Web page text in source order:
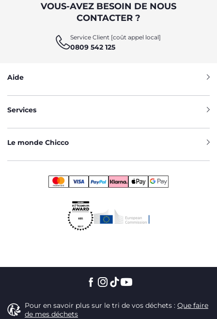
VOUS-AVEZ BESOIN DE NOUS
CONTACTER ?
Service Client [coût appel local]
0809 542 125
Aide
Services
Le monde Chicco
Pour en savoir plus sur le tri de vos déchets : Que faire
de mes déchets